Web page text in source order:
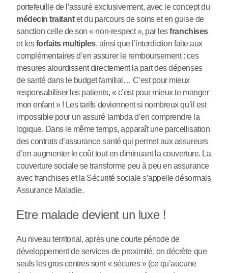
portefeuille de l’assuré exclusivement, avec le concept du
médecin traitantet du parcours de soins et en guise de
sanction celle de son « non-respect », par lesfranchises
et lesforfaits multiples, ainsi que l’interdiction faite aux
complémentaires d’en assurer le remboursement : ces
mesures alourdissent directement la part des dépenses
de santé dans le budget familial… C’est pour mieux
responsabiliser les patients, « c’est pour mieux te manger
mon enfant » ! Les tarifs deviennent si nombreux qu’il est
impossible pour un assuré lambda d’en comprendre la
logique. Dans le même temps, apparaît une parcellisation
des contrats d’assurance santé qui permet aux assureurs
d’en augmenter le coût tout en diminuant la couverture. La
couverture sociale se transforme peu à peu en assurance
avec franchises et la Sécurité sociale s’appelle désormais
Assurance Maladie.
Etre malade devient un luxe !
Au niveau territorial, après une courte période de
développement de services de proximité, on décrète que
seuls les gros centres sont « sécures » (ce qu’aucune